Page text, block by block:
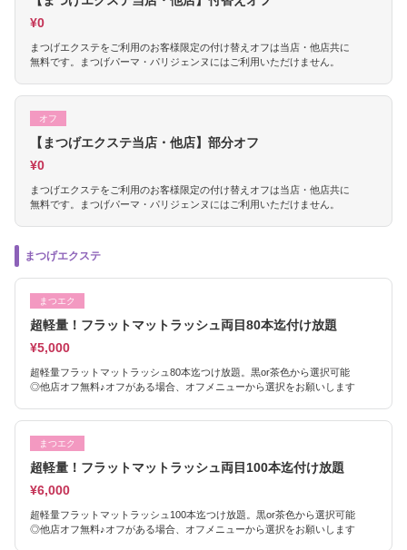
¥0
まつげエクステをご利用のお客様限定の付け替えオフは当店・他店共に
無料です。まつげパーマ・パリジェンヌにはご利用いただけません。
オフ
【まつげエクステ当店・他店】部分オフ
¥0
まつげエクステをご利用のお客様限定の付け替えオフは当店・他店共に
無料です。まつげパーマ・パリジェンヌにはご利用いただけません。
まつげエクステ
まつエク
超軽量！フラットマットラッシュ両目80本迄付け放題
¥5,000
超軽量フラットマットラッシュ80本迄つけ放題。黒or茶色から選択可能
◎他店オフ無料♪オフがある場合、オフメニューから選択をお願いします
まつエク
超軽量！フラットマットラッシュ両目100本迄付け放題
¥6,000
超軽量フラットマットラッシュ100本迄つけ放題。黒or茶色から選択可能
◎他店オフ無料♪オフがある場合、オフメニューから選択をお願いします